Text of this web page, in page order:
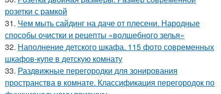
розетки с рамкой
31. Чем мыть сайдинг на даче от плесени. Народные
способы очистки и рецепты «волшебного зелья»
32. Наполнение детского шкафа. 115 фото современных
шкафов-купе в детскую комнату
33. Раздвижные перегородки для зонирования
пространства в комнате. Классификация перегородок по